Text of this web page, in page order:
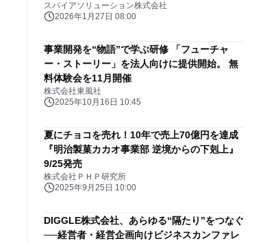
スパイアソリューション株式会社
2026年1月27日 08:00
事業開発を“物語”で学ぶ研修 「フューチャ
ー・ストーリー」を法人向けに提供開始。 無
料体験会を11月開催
株式会社東風社
2025年10月16日 10:45
夏にチョコを売れ！10年で売上70億円を達成
『明治製菓カカオ事業部 逆境からの下剋上』
9/25発売
株式会社ＰＨＰ研究所
2025年9月25日 10:00
DIGGLE株式会社、あらゆる“隔たり”をつなぐ
──経営者・経営企画向けビジネスカンファレ